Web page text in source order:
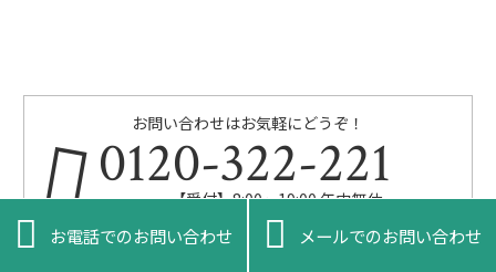
お問い合わせはお気軽にどうぞ！
0120-322-221
【受付】8:00～19:00 年中無休
メールでのお問い合わせはこちら
 お電話でのお問い合わせ  メールでのお問い合わせ